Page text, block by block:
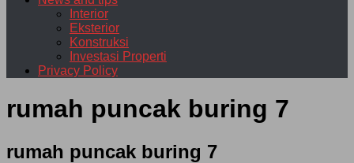
Interior
Eksterior
Konstruksi
Investasi Properti
Privacy Policy
rumah puncak buring 7
rumah puncak buring 7